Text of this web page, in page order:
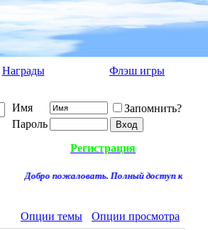
Награды Флэш игры
Имя
Запомнить?
Пароль
Регистрация
Добро пожаловать. Полный доступ к
Опции темы
Опции просмотра